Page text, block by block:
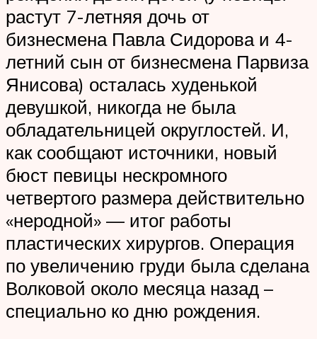
растут 7-летняя дочь от
бизнесмена Павла Сидорова и 4-
летний сын от бизнесмена Парвиза
Янисова) осталась худенькой
девушкой, никогда не была
обладательницей округлостей. И,
как сообщают источники, новый
бюст певицы нескромного
четвертого размера действительно
«неродной» — итог работы
пластических хирургов. Операция
по увеличению груди была сделана
Волковой около месяца назад –
специально ко дню рождения.